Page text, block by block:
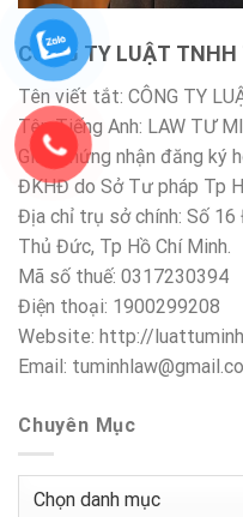
CÔNG TY LUẬT
Tên viết tắt: CÔNG TY
Tên Tiếng Anh: LAW TƯ
Giấy chứng nhận đăng ký
ĐKHĐ do Sở Tư pháp Tp
Địa chỉ trụ sở chính: Số 16
Thủ Đức, Tp Hồ Chí Minh.
Mã số thuế: 0317230394
Điện thoại: 1900299208
Website: http://
Email:
Chuyên Mục
Chuyên